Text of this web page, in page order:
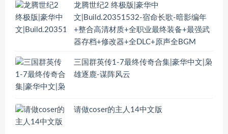
龙腾世纪2 终极版|豪华中
文|Build.20351532-宿命长歌-暗影编年
+整合高清材质+全职业最终装备+最强武
器存档+修改器+全DLC+原声全BGM
三国群英传1-7最终传奇合集|豪华中文|枭
雄逐鹿-谋阵风云
请做coser的主人14中文版